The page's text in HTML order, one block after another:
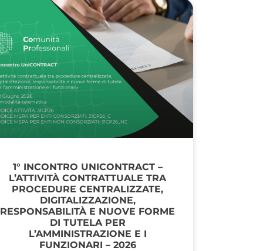
1° INCONTRO UNICONTRACT –
L’ATTIVITÀ CONTRATTUALE TRA
PROCEDURE CENTRALIZZATE,
DIGITALIZZAZIONE,
RESPONSABILITÀ E NUOVE FORME
DI TUTELA PER
L’AMMINISTRAZIONE E I
FUNZIONARI – 2026